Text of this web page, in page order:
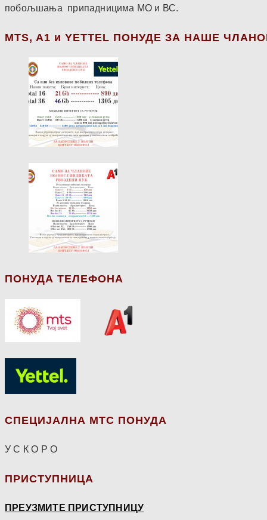
побољшања припадницима МО и ВС.
МТS, A1 и YETTEL ПОНУДЕ ЗА НАШЕ
ПОНУДА ТЕЛЕФОНА
СПЕЦИЈАЛНА МТС ПОНУДА
У С К О Р О
ПРИСТУПНИЦА
ПРЕУЗМИТЕ ПРИСТУПНИЦУ